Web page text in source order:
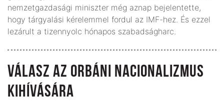
nemzetgazdasági miniszter még aznap bejelentette,
hogy tárgyalási kérelemmel fordul az IMF-hez. És ezzel
lezárult a tizennyolc hónapos szabadságharc.
VÁLASZ AZ ORBÁNI NACIONALIZMUS
KIHÍVÁSÁRA